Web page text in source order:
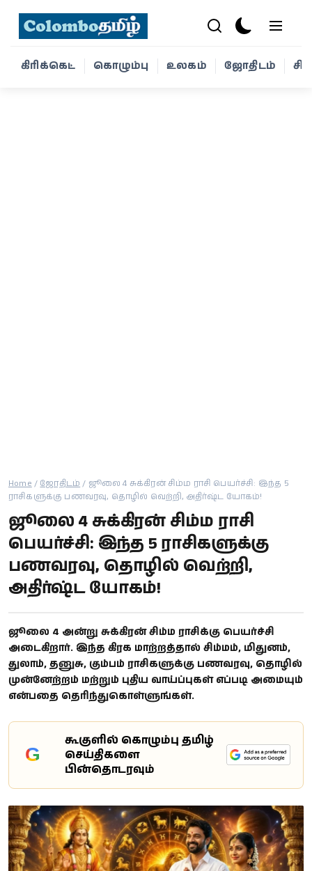
கிரிக்கெட் கொழும்பு உலகம் ஜோதிடம்
Home / ஜோதிடம் / ஜூலை 4 சுக்கிரன் சிம்ம ராசி பெயர்ச்சி: இந்த 5
ராசிகளுக்கு பணவரவு, தொழில் வெற்றி, அதிர்ஷ்ட யோகம்!
ஜூலை 4 சுக்கிரன் சிம்ம ராசி
பெயர்ச்சி: இந்த 5 ராசிகளுக்கு
பணவரவு, தொழில் வெற்றி,
அதிர்ஷ்ட யோகம்!
ஜூலை 4 அன்று சுக்கிரன் சிம்ம ராசிக்கு பெயர்ச்சி
அடைகிறார். இந்த கிரக மாற்றத்தால் சிம்மம், மிதுனம்,
துலாம், தனுசு, கும்பம் ராசிகளுக்கு பணவரவு, தொழில்
முன்னேற்றம் மற்றும் புதிய வாய்ப்புகள் எப்படி அமையும்
என்பதை தெரிந்துகொள்ளுங்கள்.
G
கூகுளில் கொழும்பு தமிழ்
செய்திகளை
பின்தொடரவும்